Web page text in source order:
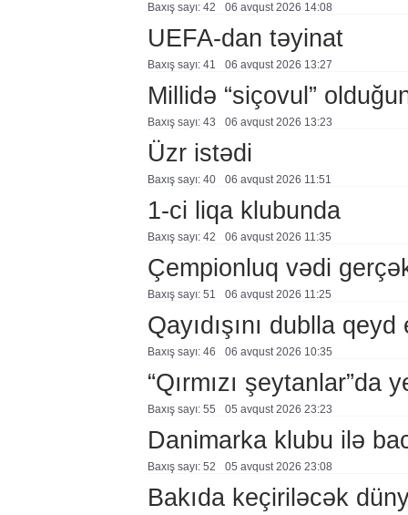
Baxış sayı: 42 06 avqust 2026 14:08
UEFA-dan təyinat
Baxış sayı: 41 06 avqust 2026 13:27
Millidə “siçovul”
Baxış sayı: 43 06 avqust 2026 13:23
Üzr istədi
Baxış sayı: 40 06 avqust 2026 11:51
1-ci liqa klubunda
Baxış sayı: 42 06 avqust 2026 11:35
Çempionluq vədi
Baxış sayı: 51 06 avqust 2026 11:25
Qayıdışını dublla qeyd
Baxış sayı: 46 06 avqust 2026 10:35
“Qırmızı şeytanlar”da
Baxış sayı: 55 05 avqust 2026 23:23
Danimarka klubu ilə
Baxış sayı: 52 05 avqust 2026 23:08
Bakıda keçiriləcək